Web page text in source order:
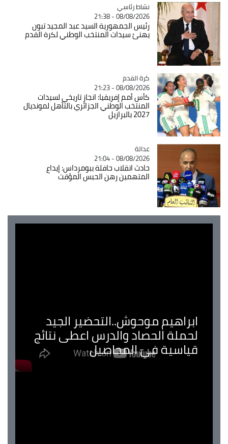
Catégorie
نشاط رئاسي
08/08/2026 - 21:38
رئيس الجمهورية السيد عبد المجيد تبون
يهنئ سيدات المنتخب الوطني لكرة القدم
Catégorie
كرة القدم
08/08/2026 - 21:23
كأس أمم إفريقيا: انجاز تاريخي لسيدات
المنتخب الوطني الجزائري بالتأهل لمونديال
2027 بالبرازيل
Catégorie
عدالة
08/08/2026 - 21:04
حادث انقلاب حافلة ببومرداس: إيداع
المتهمين رهن الحبس المؤقت
ابراهيم موحوش..التحضير الجيد
لحملة الحصاد والدرس اعطى نتائج
قياسية في المحاصيل